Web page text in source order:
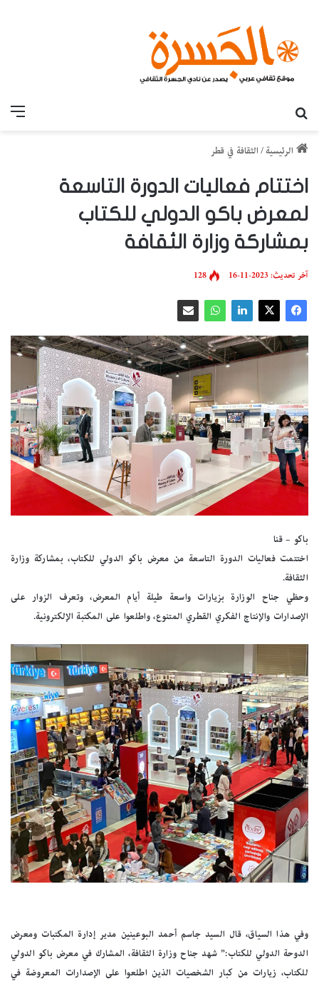
الرئيسية / الثقافة في قطر
اختتام فعاليات الدورة التاسعة
لمعرض باكو الدولي للكتاب
بمشاركة وزارة الثقافة
آخر تحديث: 2023-11-16 128
باكو – قنا
اختتمت فعاليات الدورة التاسعة من معرض باكو الدولي للكتاب، بمشاركة وزارة
الثقافة.
وحظي جناح الوزارة بزيارات واسعة طيلة أيام المعرض، وتعرف الزوار على
الإصدارات والإنتاج الفكري القطري المتنوع، واطلعوا على المكتبة الإلكترونية.
وفي هذا السياق، قال السيد جاسم أحمد البوعينين مدير إدارة المكتبات ومعرض
الدوحة الدولي للكتاب:” شهد جناح وزارة الثقافة، المشارك في معرض باكو الدولي
للكتاب، زيارات من كبار الشخصيات الذين اطلعوا على الإصدارات المعروضة في